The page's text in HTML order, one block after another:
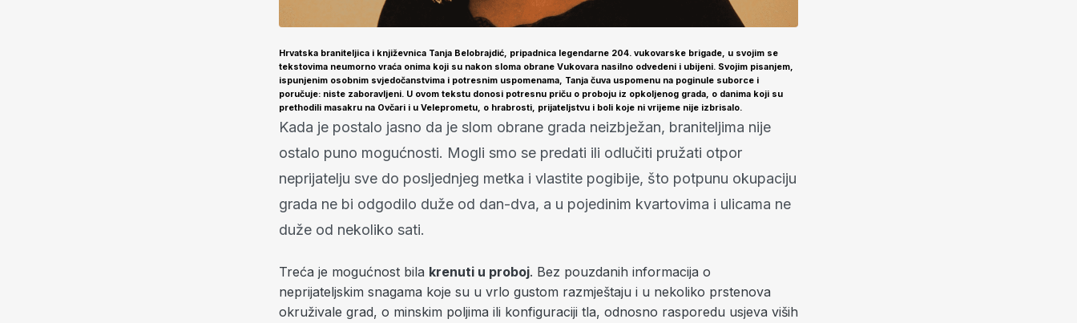
Hrvatska braniteljica i književnica Tanja Belobrajdić, pripadnica legendarne 204. vukovarske brigade, u svojim se
tekstovima neumorno vraća onima koji su nakon sloma obrane Vukovara nasilno odvedeni i ubijeni. Svojim pisanjem,
ispunjenim osobnim svjedočanstvima i potresnim uspomenama, Tanja čuva uspomenu na poginule suborce i
poručuje: niste zaboravljeni. U ovom tekstu donosi potresnu priču o proboju iz opkoljenog grada, o danima koji su
prethodili masakru na Ovčari i u Veleprometu, o hrabrosti, prijateljstvu i boli koje ni vrijeme nije izbrisalo.
Kada je postalo jasno da je slom obrane grada neizbježan, braniteljima nije
ostalo puno mogućnosti. Mogli smo se predati ili odlučiti pružati otpor
neprijatelju sve do posljednjeg metka i vlastite pogibije, što potpunu okupaciju
grada ne bi odgodilo duže od dan-dva, a u pojedinim kvartovima i ulicama ne
duže od nekoliko sati.
Treća je mogućnost bila krenuti u proboj. Bez pouzdanih informacija o
neprijateljskim snagama koje su u vrlo gustom razmještaju i u nekoliko prstenova
okruživale grad, o minskim poljima ili konfiguraciji tla, odnosno rasporedu usjeva viših